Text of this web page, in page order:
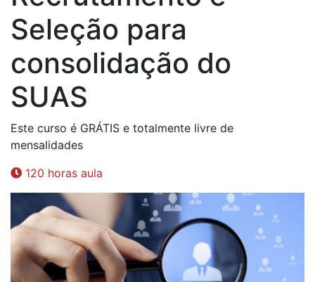
Seleção para
consolidação do
SUAS
Este curso é GRÁTIS e totalmente livre de
mensalidades
120 horas aula